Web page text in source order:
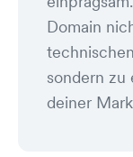
Domain
sondern zu
deiner